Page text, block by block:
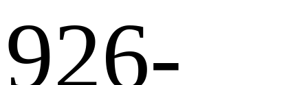
926-